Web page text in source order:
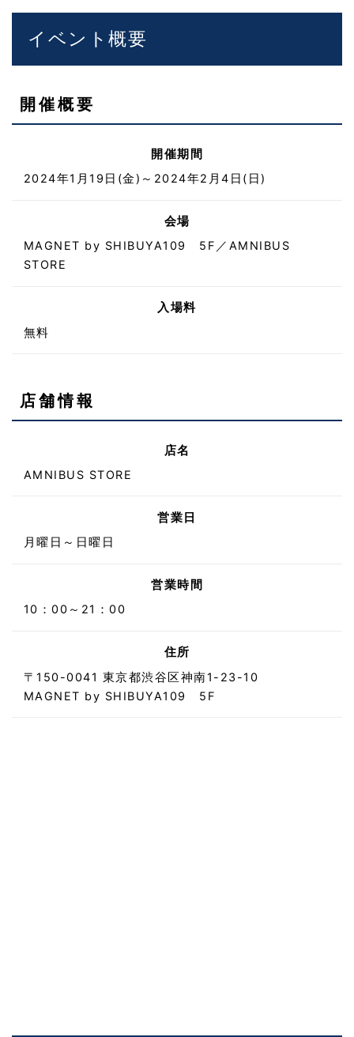
イベント概要
開催概要
開催期間
2024年1月19日(金)～2024年2月4日(日)
会場
MAGNET by SHIBUYA109 5F／AMNIBUS
STORE
入場料
無料
店舗情報
店名
AMNIBUS STORE
営業日
月曜日～日曜日
営業時間
10：00～21：00
住所
〒150-0041 東京都渋谷区神南1-23-10
MAGNET by SHIBUYA109 5F